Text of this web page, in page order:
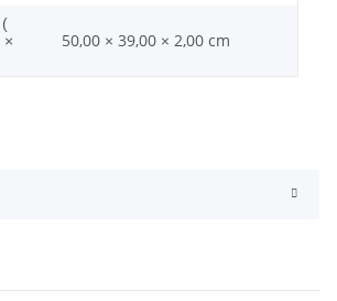
×
50,00 × 39,00 × 2,00 cm